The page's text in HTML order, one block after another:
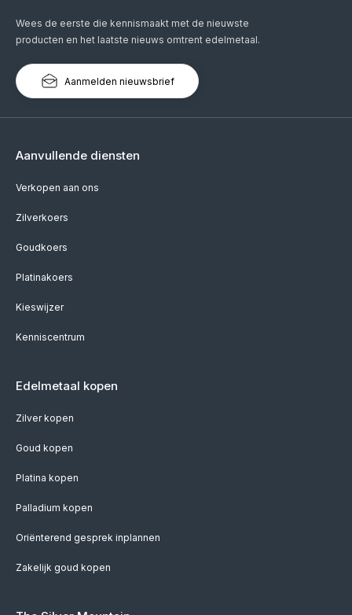
Wees de eerste die kennismaakt met de nieuwste
producten en het laatste nieuws omtrent edelmetaal.
Aanmelden nieuwsbrief
Aanvullende diensten
Verkopen aan ons
Zilverkoers
Goudkoers
Platinakoers
Kieswijzer
Kenniscentrum
Edelmetaal kopen
Zilver kopen
Goud kopen
Platina kopen
Palladium kopen
Oriënterend gesprek inplannen
Zakelijk goud kopen